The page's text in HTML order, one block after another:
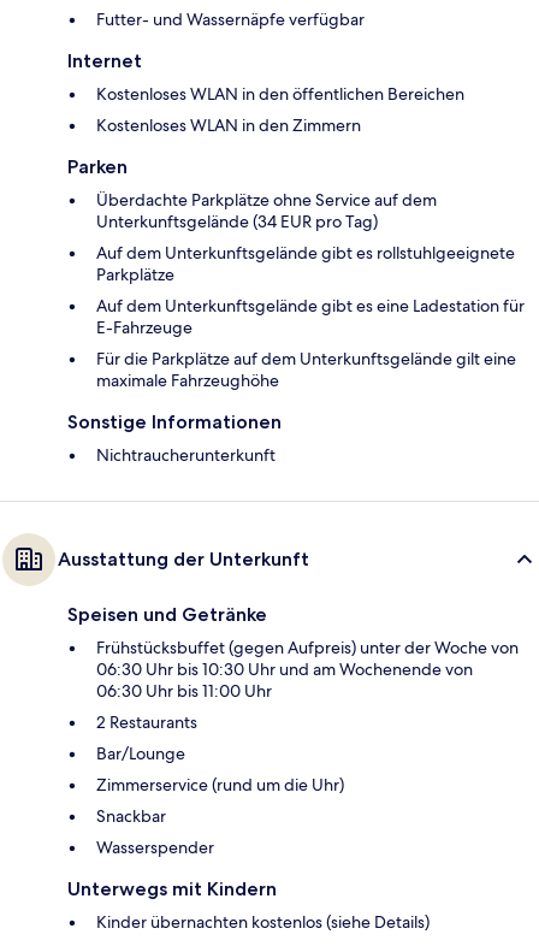
Futter- und Wassernäpfe verfügbar
Internet
Kostenloses WLAN in den öffentlichen Bereichen
Kostenloses WLAN in den Zimmern
Parken
Überdachte Parkplätze ohne Service auf dem
Unterkunftsgelände (34 EUR pro Tag)
Auf dem Unterkunftsgelände gibt es rollstuhlgeeignete
Parkplätze
Auf dem Unterkunftsgelände gibt es eine Ladestation für
E-Fahrzeuge
Für die Parkplätze auf dem Unterkunftsgelände gilt eine
maximale Fahrzeughöhe
Sonstige Informationen
Nichtraucherunterkunft
Ausstattung der Unterkunft
Speisen und Getränke
Frühstücksbuffet (gegen Aufpreis) unter der Woche von
06:30 Uhr bis 10:30 Uhr und am Wochenende von
06:30 Uhr bis 11:00 Uhr
2 Restaurants
Bar/Lounge
Zimmerservice (rund um die Uhr)
Snackbar
Wasserspender
Unterwegs mit Kindern
Kinder übernachten kostenlos (siehe Details)